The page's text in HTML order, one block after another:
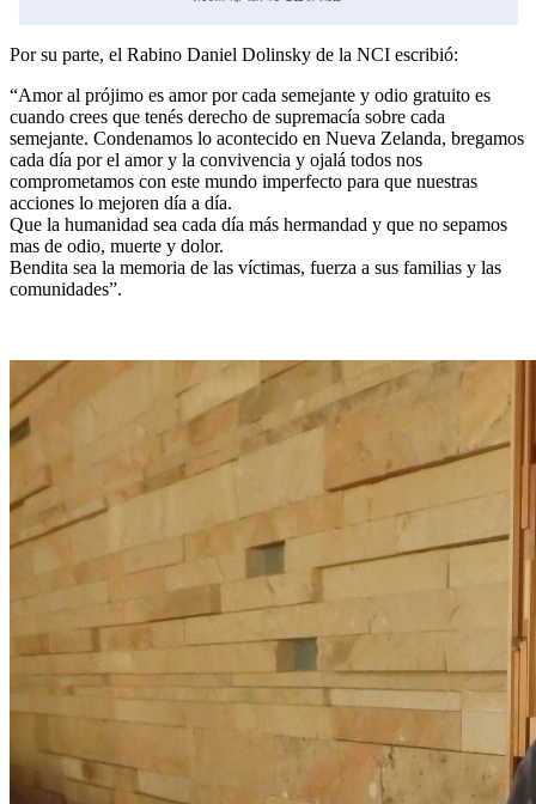
Por su parte, el Rabino Daniel Dolinsky de la NCI escribió:
“Amor al prójimo es amor por cada semejante y odio gratuito es
cuando crees que tenés derecho de supremacía sobre cada
semejante. Condenamos lo acontecido en Nueva Zelanda, bregamos
cada día por el amor y la convivencia y ojalá todos nos
comprometamos con este mundo imperfecto para que nuestras
acciones lo mejoren día a día.
Que la humanidad sea cada día más hermandad y que no sepamos
mas de odio, muerte y dolor.
Bendita sea la memoria de las víctimas, fuerza a sus familias y las
comunidades”.